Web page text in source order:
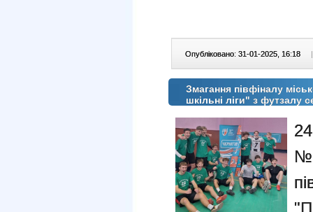
Опубліковано: 31-01-2025, 16:18 |
Змагання півфіналу
шкільні ліги" з футзалу
№